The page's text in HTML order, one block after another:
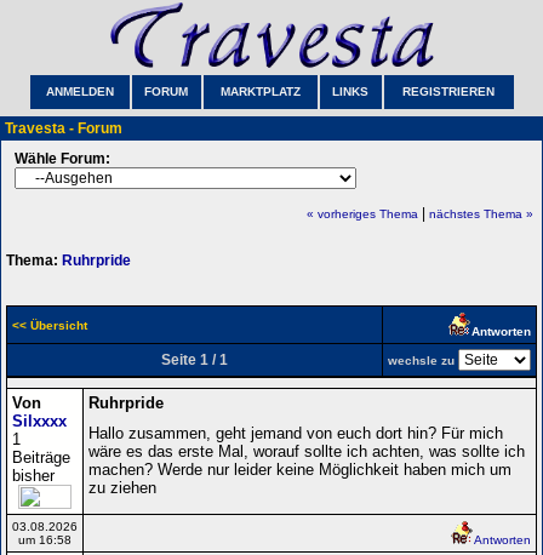
ANMELDEN FORUM MARKTPLATZ LINKS REGISTRIEREN
Travesta - Forum
Wähle Forum:
« vorheriges Thema nächstes Thema »
Thema: Ruhrpride
<< Übersicht Antworten
Seite 1 / 1 wechsle zu
Von
Silxxxx
1
Beiträge
bisher
Ruhrpride
Hallo zusammen, geht jemand von euch dort hin? Für mich
wäre es das erste Mal, worauf sollte ich achten, was sollte ich
machen? Werde nur leider keine Möglichkeit haben mich um
zu ziehen
03.08.2026
um 16:58
Antworten